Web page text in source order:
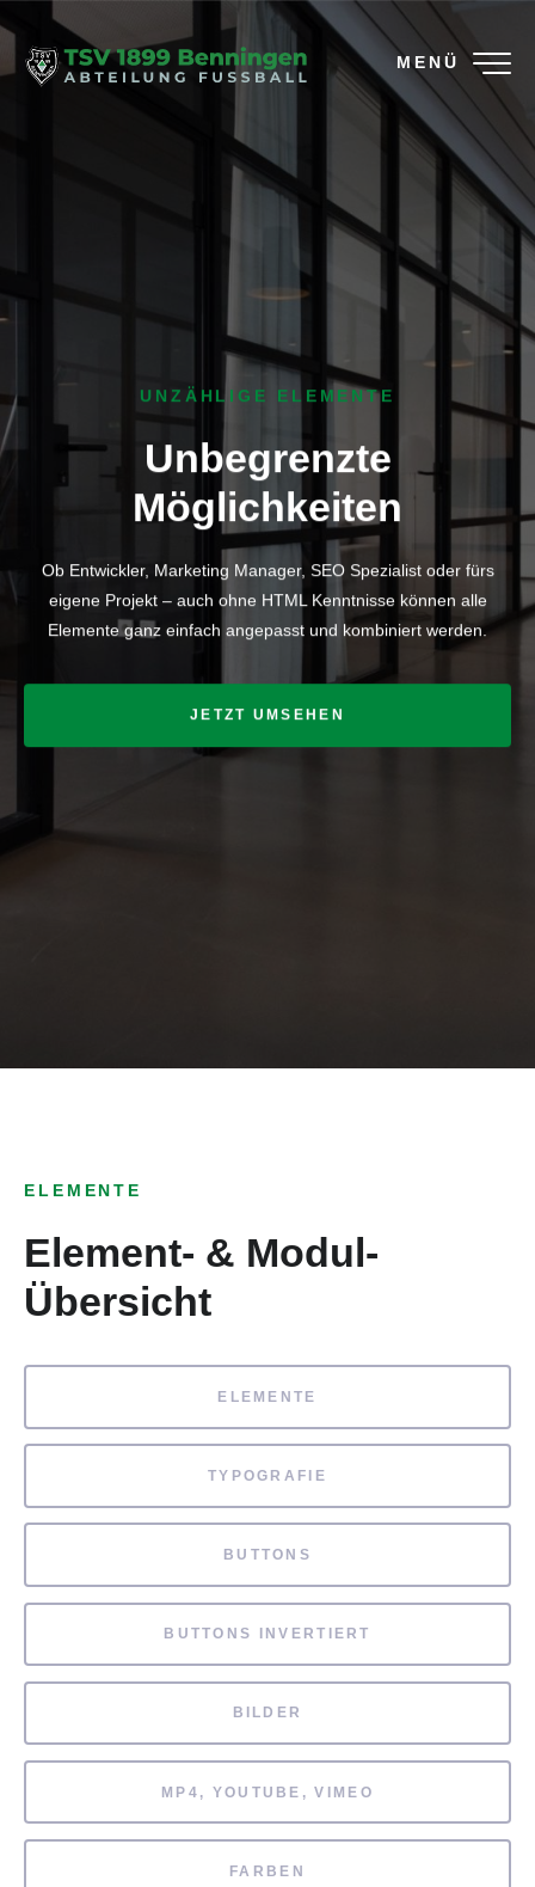
MENÜ
UNZÄHLIGE ELEMENTE
Unbegrenzte
Möglichkeiten
Ob Entwickler, Marketing Manager, SEO Spezialist oder fürs
eigene Projekt – auch ohne HTML Kenntnisse können alle
Elemente ganz einfach angepasst und kombiniert werden.
JETZT UMSEHEN
ELEMENTE
Element- & Modul-
Übersicht
ELEMENTE
TYPOGRAFIE
BUTTONS
BUTTONS INVERTIERT
BILDER
MP4, YOUTUBE, VIMEO
FARBEN